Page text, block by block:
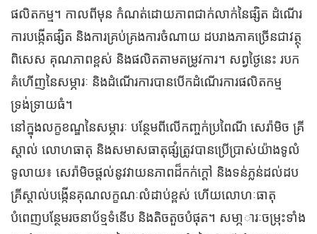
ផលិតកម្ម។ កាលពីមុន កំណត់ដោយភាពជាក់លាក់នៃផ្សិត ដំណើរ
ការបង្កើតផ្សិត និងការគ្រប់គ្រងការចំណាយ ដបរាងភាគច្រើនជាវត្ថុ
ពិសេស គុណភាពខ្ពស់ និងផលិតតាមតម្រូវការ។ សព្វថ្ងៃនេះ របក
គំហើញនៃសម្ភារៈ និងដំណើរការបានបើកដំណើរការផលិតកម្ម
ទ្រង់ទ្រាយធំ។
នៅក្នុងលក្ខខណ្ឌនៃសម្ភារៈ បន្ថែមពីលើកញ្ចក់ប្រពៃណី សេរ៉ាមិច គ្រី
ស្តាល់ លោហធាតុ និងសមាសធាតុផ្សំត្រូវបានប្រើប្រាស់យ៉ាងទូលំ
ទូលាយ៖ សេរ៉ាមិចផ្តល់នូវវាយនភាពដ៏កក់ក្តៅ និងទន់ភ្លន់ដល់ដប
គ្រីស្តាល់បង្កើនគុណលក្ខណៈលំដាប់ខ្ពស់ ហើយលោហៈធាតុ
បំពេញបន្ថែមរចនាប័ទ្មទំនើប និងតិចតួចបំផុត។ សមា្ភារៈចម្រុះទាំង